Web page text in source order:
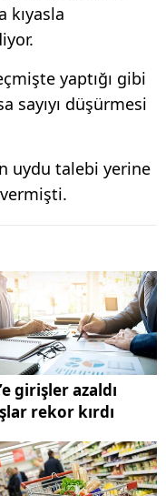
kıyasla
yaptığı gibi
sayıyı düşürmesi
uydu talebi yerine
girişler azaldı
rekor kırdı